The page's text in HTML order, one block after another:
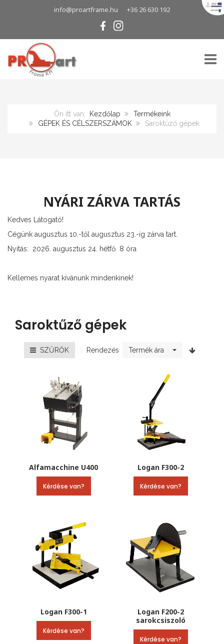
info@proartframe.hu +36 26 630 192
Ön itt van: Kezdőlap
Termékeink
GÉPEK ÉS CÉLSZERSZÁMOK
Saroktűző gépek
NYÁRI ZÁRVA TARTÁS
Kedves Látogató!
Cégünk augusztus 10.-től augusztus 23.-ig zárva tart.
Nyitás: 2026. augusztus 24. hétfő 8 óra
Kellemes nyarat kívánunk mindenkinek!
Saroktűző gépek
SZŰRŐK Rendezés Termék ára
Alfamacchine U400
Kérdése van?
Logan F300-2
Kérdése van?
Logan F300-1
Kérdése van?
Logan F200-2
sarokcsiszoló
Kérdése van?